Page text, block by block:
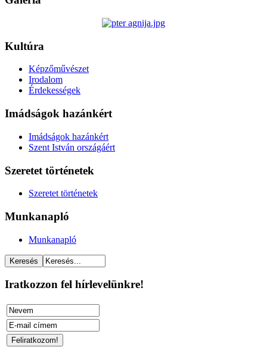
Kultúra
Képzőművészet
Irodalom
Érdekességek
Imádságok hazánkért
Imádságok hazánkért
Szent István országáért
Szeretet történetek
Szeretet történetek
Munkanapló
Munkanapló
Iratkozzon fel hírlevelünkre!